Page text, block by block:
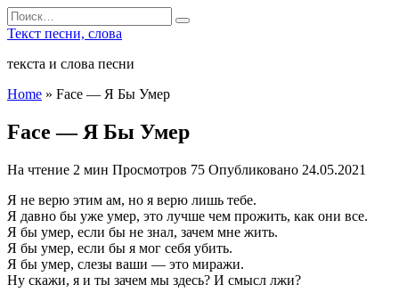
Перейти
к
Search
for:
Текст песни, слова
текста и слова песни
Home » Face — Я Бы Умер
Face — Я Бы Умер
На чтение 2 мин Просмотров 75 Опубликовано 24.05.2021
Я не верю этим ам, но я верю лишь тебе.
Я давно бы уже умер, это лучше чем прожить, как они все.
Я бы умер, если бы не знал, зачем мне жить.
Я бы умер, если бы я мог себя убить.
Я бы умер, слезы ваши — это миражи.
Ну скажи, я и ты зачем мы здесь? И смысл лжи?